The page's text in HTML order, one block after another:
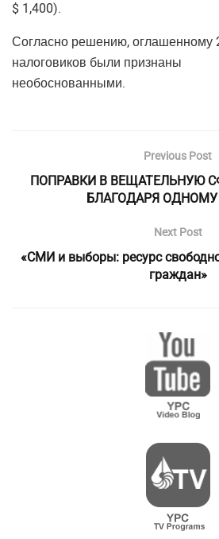
$ 1,400).
Согласно решению, оглашенному
налоговиков были признаны
необоснованными.
Previous Post
ПОПРАВКИ В ВЕЩАТЕЛЬНУЮ
БЛАГОДАРЯ
Next Post
«СМИ и выборы: ресурс
граждан»